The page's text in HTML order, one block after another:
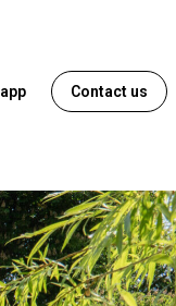
Contact us